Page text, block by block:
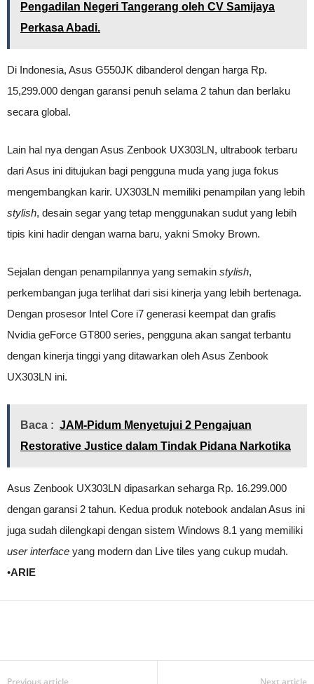
Pengadilan Negeri Tangerang oleh CV Samijaya
Perkasa Abadi.
Di Indonesia, Asus G550JK dibanderol dengan harga Rp.
15,299.000 dengan garansi penuh selama 2 tahun dan berlaku
secara global.
Lain hal nya dengan Asus Zenbook UX303LN, ultrabook terbaru
dari Asus ini ditujukan bagi pengguna muda yang juga fokus
mengembangkan karir. UX303LN memiliki penampilan yang lebih
stylish, desain segar yang tetap menggunakan sudut yang lebih
tipis kini hadir dengan warna baru, yakni Smoky Brown.
Sejalan dengan penampilannya yang semakin stylish,
perkembangan juga terlihat dari sisi kinerja yang lebih bertenaga.
Dengan prosesor Intel Core i7 generasi keempat dan grafis
Nvidia geForce GT800 series, pengguna akan sangat terbantu
dengan kinerja tinggi yang ditawarkan oleh Asus Zenbook
UX303LN ini.
Baca : JAM-Pidum Menyetujui 2 Pengajuan
Restorative Justice dalam Tindak Pidana Narkotika
Asus Zenbook UX303LN dipasarkan seharga Rp. 16.299.000
dengan garansi 2 tahun. Kedua produk notebook andalan Asus ini
juga sudah dilengkapi dengan sistem Windows 8.1 yang memiliki
user interface yang modern dan Live tiles yang cukup mudah.
•ARIE
Previous article Next article